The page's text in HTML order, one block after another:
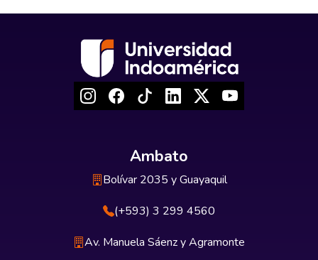
Ambato
Bolívar 2035 y Guayaquil
(+593) 3 299 4560
Av. Manuela Sáenz y Agramonte